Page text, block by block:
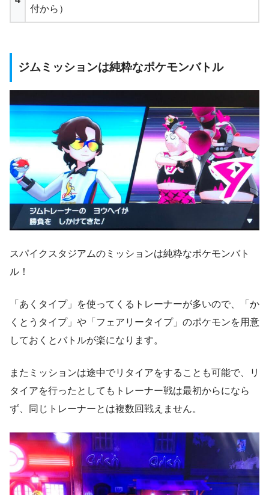
付から）
ジムミッションは純粋なポケモンバトル
スパイクスタジアムのミッションは純粋なポケモンバト
ル！
「あくタイプ」を使ってくるトレーナーが多いので、「か
くとうタイプ」や「フェアリータイプ」のポケモンを用意
しておくとバトルが楽になります。
またミッションは途中でリタイアをすることも可能で、
リ
タイアを行ったとしてもトレーナー戦は最初からになら
ず、同じトレーナーとは複数回戦えません。